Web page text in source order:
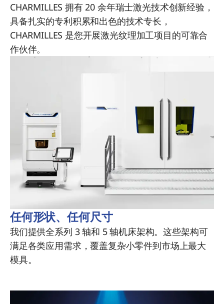
CHARMILLES 拥有 20 余年瑞士激光技术创新经验，
具备扎实的专利积累和出色的技术专长，
CHARMILLES 是您开展激光纹理加工项目的可靠合
作伙伴。
任何形状、任何尺寸
我们提供全系列 3 轴和 5 轴机床架构。这些架构可
满足各类应用需求，覆盖复杂小零件到市场上最大
模具。